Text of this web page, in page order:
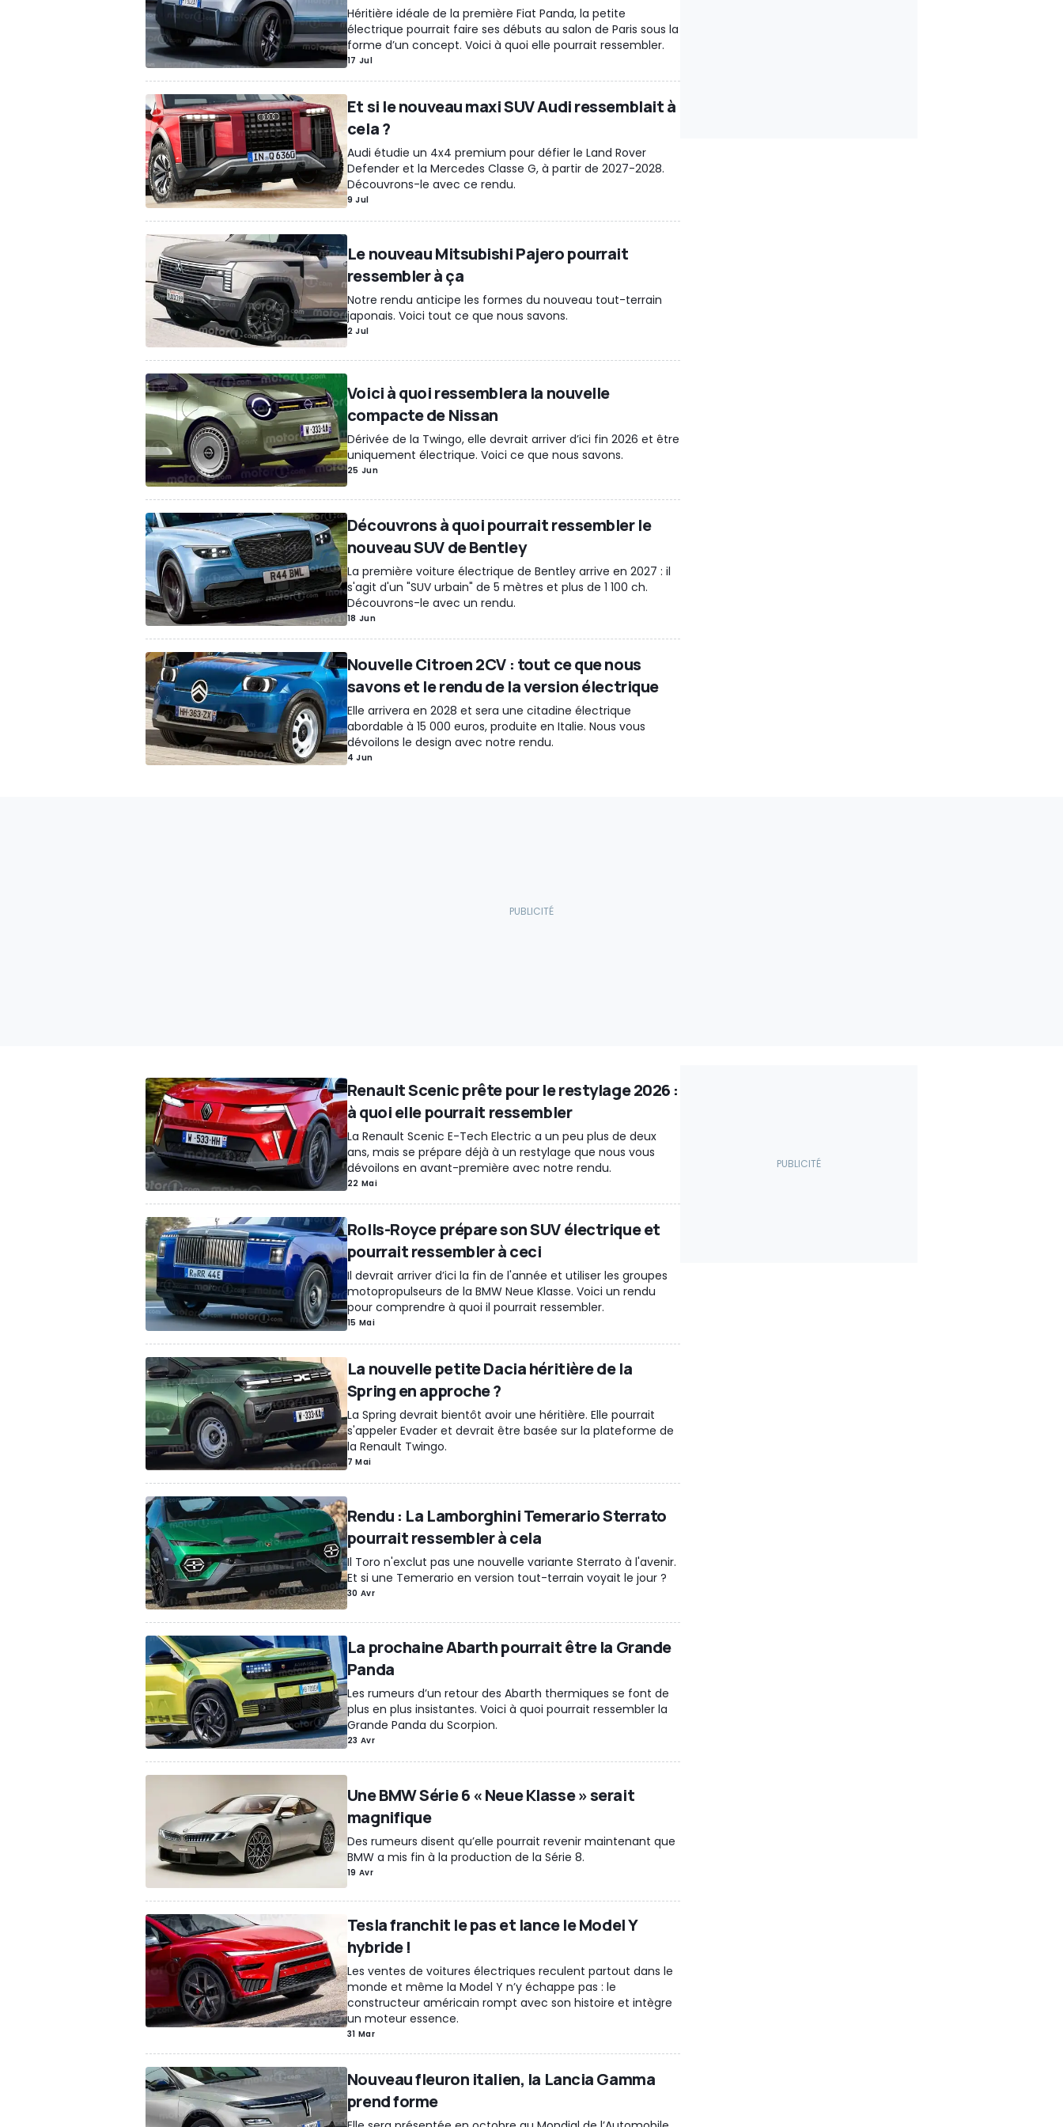
Héritière idéale de la première Fiat Panda, la petite
électrique pourrait faire ses débuts au salon de Paris sous la
forme d’un concept. Voici à quoi elle pourrait ressembler.
17 Jul
Et si le nouveau maxi SUV Audi ressemblait à
cela ?
Audi étudie un 4x4 premium pour défier le Land Rover
Defender et la Mercedes Classe G, à partir de 2027-2028.
Découvrons-le avec ce rendu.
9 Jul
Le nouveau Mitsubishi Pajero pourrait
ressembler à ça
Notre rendu anticipe les formes du nouveau tout-terrain
japonais. Voici tout ce que nous savons.
2 Jul
Voici à quoi ressemblera la nouvelle
compacte de Nissan
Dérivée de la Twingo, elle devrait arriver d’ici fin 2026 et être
uniquement électrique. Voici ce que nous savons.
25 Jun
Découvrons à quoi pourrait ressembler le
nouveau SUV de Bentley
La première voiture électrique de Bentley arrive en 2027 : il
s'agit d'un "SUV urbain" de 5 mètres et plus de 1 100 ch.
Découvrons-le avec un rendu.
18 Jun
Nouvelle Citroen 2CV : tout ce que nous
savons et le rendu de la version électrique
Elle arrivera en 2028 et sera une citadine électrique
abordable à 15 000 euros, produite en Italie. Nous vous
dévoilons le design avec notre rendu.
4 Jun
Renault Scenic prête pour le restylage 2026 :
à quoi elle pourrait ressembler
La Renault Scenic E-Tech Electric a un peu plus de deux
ans, mais se prépare déjà à un restylage que nous vous
dévoilons en avant-première avec notre rendu.
22 Mai
Rolls-Royce prépare son SUV électrique et
pourrait ressembler à ceci
Il devrait arriver d’ici la fin de l'année et utiliser les groupes
motopropulseurs de la BMW Neue Klasse. Voici un rendu
pour comprendre à quoi il pourrait ressembler.
15 Mai
La nouvelle petite Dacia héritière de la
Spring en approche ?
La Spring devrait bientôt avoir une héritière. Elle pourrait
s'appeler Evader et devrait être basée sur la plateforme de
la Renault Twingo.
7 Mai
Rendu : La Lamborghini Temerario Sterrato
pourrait ressembler à cela
Il Toro n'exclut pas une nouvelle variante Sterrato à l'avenir.
Et si une Temerario en version tout-terrain voyait le jour ?
30 Avr
La prochaine Abarth pourrait être la Grande
Panda
Les rumeurs d’un retour des Abarth thermiques se font de
plus en plus insistantes. Voici à quoi pourrait ressembler la
Grande Panda du Scorpion.
23 Avr
Une BMW Série 6 « Neue Klasse » serait
magnifique
Des rumeurs disent qu’elle pourrait revenir maintenant que
BMW a mis fin à la production de la Série 8.
19 Avr
Tesla franchit le pas et lance le Model Y
hybride !
Les ventes de voitures électriques reculent partout dans le
monde et même la Model Y n’y échappe pas : le
constructeur américain rompt avec son histoire et intègre
un moteur essence.
31 Mar
Nouveau fleuron italien, la Lancia Gamma
prend forme